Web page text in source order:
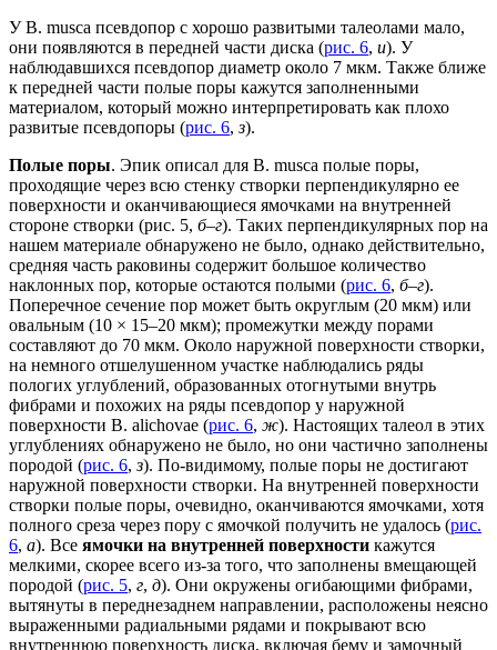
У B. musca псевдопор с хорошо развитыми талеолами мало,
они появляются в передней части диска (рис. 6, и). У
наблюдавшихся псевдопор диаметр около 7 мкм. Также ближе
к передней части полые поры кажутся заполненными
материалом, который можно интерпретировать как плохо
развитые псевдопоры (рис. 6,з).
Полые поры. Эпик описал для B. musca полые поры,
проходящие через всю стенку створки перпендикулярно ее
поверхности и оканчивающиеся ямочками на внутренней
стороне створки (рис. 5, б–г). Таких перпендикулярных пор на
нашем материале обнаружено не было, однако действительно,
средняя часть раковины содержит большое количество
наклонных пор, которые остаются полыми (рис. 6, б–г).
Поперечное сечение пор может быть округлым (20 мкм) или
овальным (10 × 15–20 мкм); промежутки между порами
составляют до 70 мкм. Около наружной поверхности створки,
на немного отшелушенном участке наблюдались ряды
пологих углублений, образованных отогнутыми внутрь
фибрами и похожих на ряды псевдопор у наружной
поверхности B. alichovae (рис. 6, ж). Настоящих талеол в этих
углублениях обнаружено не было, но они частично заполнены
породой (рис. 6,з). По-видимому, полые поры не достигают
наружной поверхности створки. На внутренней поверхности
створки полые поры, очевидно, оканчиваются ямочками, хотя
полного среза через пору с ямочкой получить не удалось (рис.
6, а). Все ямочки на внутренней поверхности кажутся
мелкими, скорее всего из-за того, что заполнены вмещающей
породой (рис. 5, г, д). Они окружены огибающими фибрами,
вытянуты в переднезаднем направлении, расположены неясно
выраженными радиальными рядами и покрывают всю
внутреннюю поверхность диска, включая бему и замочный